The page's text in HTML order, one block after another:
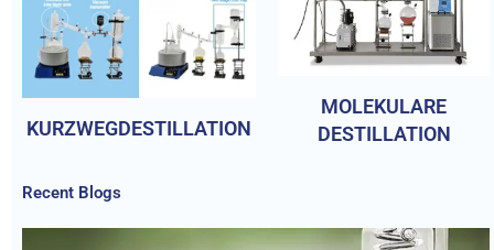
KURZWEGDESTILLATION
MOLEKULARE
DESTILLATION
Recent Blogs